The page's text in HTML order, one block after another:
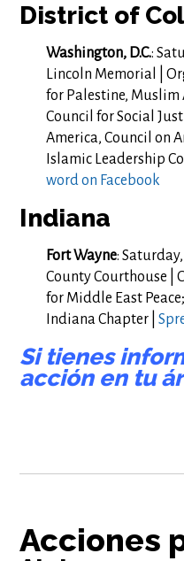
District of
Washington, D.C.:
Lincoln Memorial |
for Palestine, Muslim
Council for Social
America, Council on
Islamic Leadership
word on Facebook
Indiana
Fort Wayne:
County Courthouse |
for Middle East
Indiana Chapter |
Si tienes
acción en tu ár
Acciones